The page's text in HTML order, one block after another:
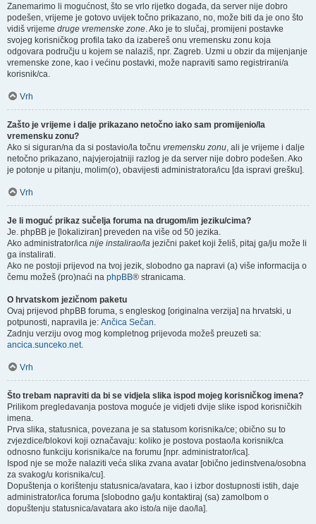
Zanemarimo li mogućnost, što se vrlo rijetko događa, da server nije dobro
podešen, vrijeme je gotovo uvijek točno prikazano, no, može biti da je ono što
vidiš vrijeme druge vremenske zone. Ako je to slučaj, promijeni postavke
svojeg korisničkog profila tako da izabereš onu vremensku zonu koja
odgovara području u kojem se nalaziš, npr. Zagreb. Uzmi u obzir da mijenjanje
vremenske zone, kao i većinu postavki, može napraviti samo registrirani/a
korisnik/ca.
Vrh
Zašto je vrijeme i dalje prikazano netočno iako sam promijenio/la
vremensku zonu?
Ako si siguran/na da si postavio/la točnu vremensku zonu, ali je vrijeme i dalje
netočno prikazano, najvjerojatniji razlog je da server nije dobro podešen. Ako
je potonje u pitanju, molim(o), obavijesti administratora/icu [da ispravi grešku].
Vrh
Je li moguć prikaz sučelja foruma na drugom/im jeziku/cima?
Je. phpBB je [lokaliziran] preveden na više od 50 jezika.
Ako administrator/ica nije instalirao/la jezični paket koji želiš, pitaj ga/ju može li
ga instalirati.
Ako ne postoji prijevod na tvoj jezik, slobodno ga napravi (a) više informacija o
čemu možeš (pro)naći na phpBB® stranicama.
O hrvatskom jezičnom paketu
Ovaj prijevod phpBB foruma, s engleskog [originalna verzija] na hrvatski, u
potpunosti, napravila je: Ančica Sečan.
Zadnju verziju ovog mog kompletnog prijevoda možeš preuzeti sa:
ancica.sunceko.net.
Vrh
Što trebam napraviti da bi se vidjela slika ispod mojeg korisničkog imena?
Prilikom pregledavanja postova moguće je vidjeti dvije slike ispod korisničkih
imena.
Prva slika, statusnica, povezana je sa statusom korisnika/ce; obično su to
zvjezdice/blokovi koji označavaju: koliko je postova postao/la korisnik/ca
odnosno funkciju korisnika/ce na forumu [npr. administrator/ica].
Ispod nje se može nalaziti veća slika zvana avatar [obično jedinstvena/osobna
za svakog/u korisnika/cu].
Dopuštenja o korištenju statusnica/avatara, kao i izbor dostupnosti istih, daje
administrator/ica foruma [slobodno ga/ju kontaktiraj (sa) zamolbom o
dopuštenju statusnica/avatara ako isto/a nije dao/la].